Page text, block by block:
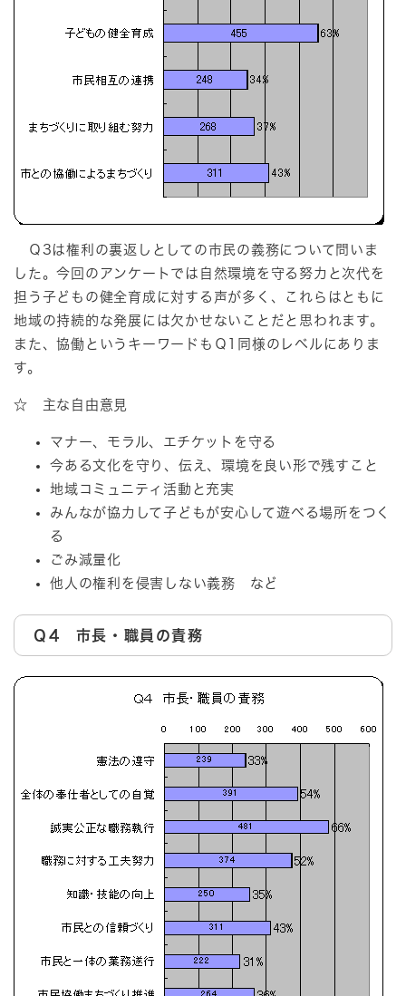
Ｑ3は権利の裏返しとしての市民の義務について問いま
した。今回のアンケートでは自然環境を守る努力と次代を
担う子どもの健全育成に対する声が多く、これらはともに
地域の持続的な発展には欠かせないことだと思われます。
また、協働というキーワードもＱ1同様のレベルにありま
す。
☆ 主な自由意見
マナー、モラル、エチケットを守る
今ある文化を守り、伝え、環境を良い形で残すこと
地域コミュニティ活動と充実
みんなが協力して子どもが安心して遊べる場所をつく
る
ごみ減量化
他人の権利を侵害しない義務 など
Ｑ4 市長・職員の責務